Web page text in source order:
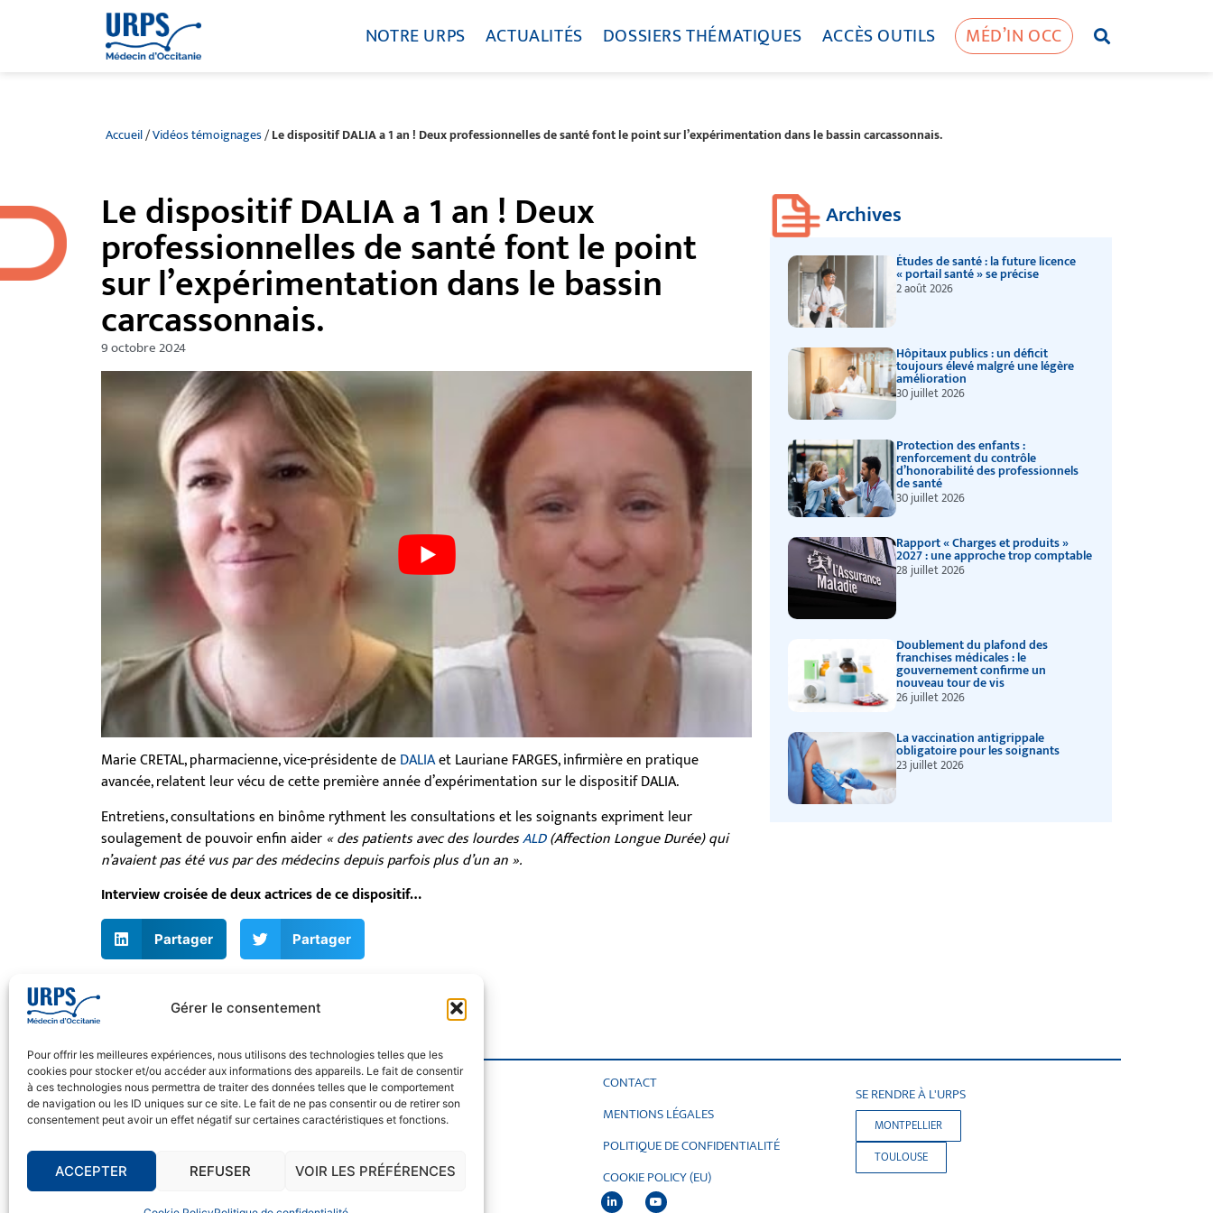
Gérer le consentement
Pour offrir les meilleures expériences, nous utilisons des technologies telles que les
cookies pour stocker et/ou accéder aux informations des appareils. Le fait de consentir
à ces technologies nous permettra de traiter des données telles que le comportement
de navigation ou les ID uniques sur ce site. Le fait de ne pas consentir ou de retirer son
consentement peut avoir un effet négatif sur certaines caractéristiques et fonctions.
ACCEPTER REFUSER VOIR LES PRÉFÉRENCES
NOTRE URPS ACTUALITÉS DOSSIERS THÉMATIQUES ACCÈS OUTILS MÉD’IN OCC
Accueil/Vidéos témoignages/Le dispositif DALIA a 1 an ! Deux professionnelles de santé font le point sur l’expérimentation dans le bassin carcassonnais.
Le dispositif DALIA a 1 an ! Deux
professionnelles de santé font le point
sur l’expérimentation dans le bassin
carcassonnais.
9 octobre 2024
Marie CRETAL, pharmacienne, vice-présidente deDALIAet Lauriane FARGES, infirmière en pratique
avancée, relatent leur vécu de cette première année d’expérimentation sur le dispositif DALIA.
Entretiens, consultations en binôme rythment les consultations et les soignants expriment leur
soulagement de pouvoir enfin aider« des patients avec des lourdesALD(Affection Longue Durée) qui
n’avaient pas été vus par des médecins depuis parfois plus d’un an ».
Interview croisée de deux actrices de ce dispositif…
Partager Partager
Archives
Études de santé : la future licence
« portail santé » se précise
2 août 2026
Hôpitaux publics : un déficit
toujours élevé malgré une légère
amélioration
30 juillet 2026
Protection des enfants :
renforcement du contrôle
d’honorabilité des professionnels
de santé
30 juillet 2026
Rapport « Charges et produits »
2027 : une approche trop comptable
28 juillet 2026
Doublement du plafond des
franchises médicales : le
gouvernement confirme un
nouveau tour de vis
26 juillet 2026
La vaccination antigrippale
obligatoire pour les soignants
23 juillet 2026
L’URPS des Médecins Libéraux d’Occitanie
présente à vos côtés !
Siège social : 1300 Avenue Albert Einstein, 34000 Montpellier
Antenne régionale : 9 rue Matabiau, 31000 Toulouse
Accueil : Lundi au Vendredi | 08h30 – 17h30
CONTACT
MENTIONS LÉGALES
POLITIQUE DE CONFIDENTIALITÉ
COOKIE POLICY (EU)
SE RENDRE À L'URPS
MONTPELLIER
TOULOUSE